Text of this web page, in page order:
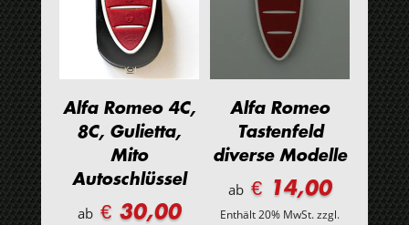
Alfa Romeo 4C,
8C, Gulietta,
Mito
Autoschlüssel
ab€ 30,00
Alfa Romeo
Tastenfeld
diverse Modelle
ab € 14,00
Enthält 20% MwSt.zzgl.